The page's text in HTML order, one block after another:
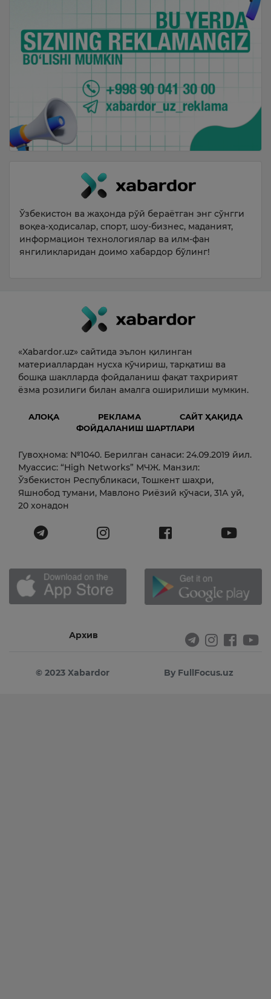
Ўзбекистон ва жаҳонда рўй бераётган энг сўнгги
воқеа-ҳодисалар, спорт, шоу-бизнес, маданият,
информацион технологиялар ва илм-фан
янгиликларидан доимо хабардор бўлинг!
«Xabardor.uz» сайтида эълон қилинган
материаллардан нусха кўчириш, тарқатиш ва
бошқа шаклларда фойдаланиш фақат таҳририят
ёзма розилиги билан амалга оширилиши мумкин.
АЛОҚА РЕКЛАМА
САЙТ ҲАҚИДА
ФОЙДАЛАНИШ ШАРТЛАРИ
Гувоҳнома: №1040. Берилган санаси: 24.09.2019 йил.
Муассис: “High Networks” МЧЖ. Манзил:
Ўзбекистон Республикаси, Тошкент шаҳри,
Яшнобод тумани, Мавлоно Риёзий кўчаси, 31А уй,
20 хонадон
Архив
© 2023 Xabardor By FullFocus.uz